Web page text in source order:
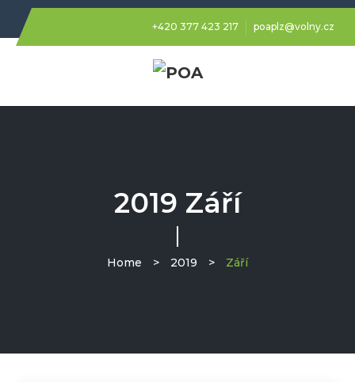
+420 377 423 217 poaplz@volny.cz
2019 Září
Home > 2019 > Září